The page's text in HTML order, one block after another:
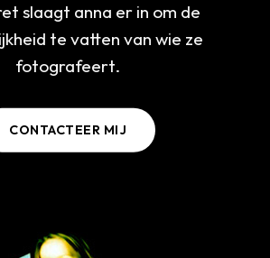
slaagt anna er in om de
te vatten van wie ze
fotografeert.
CONTACTEER MIJ